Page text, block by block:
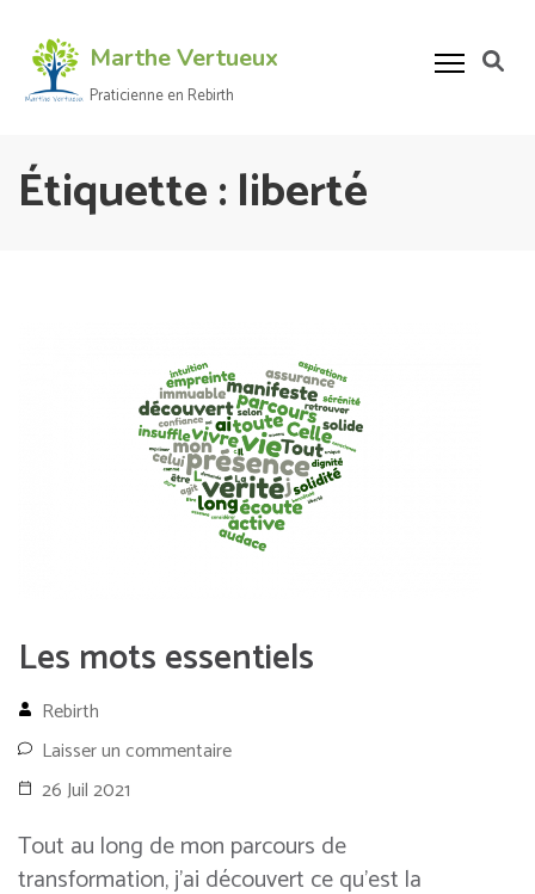
contenu
(Pressez
Marthe Vertueux
Praticienne en Rebirth
Étiquette :liberté
Les mots essentiels
Rebirth
Laisser un commentaire
26 Juil 2021
Tout au long de mon parcours de
transformation, j’ai découvert ce qu’est la